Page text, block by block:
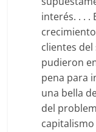
interés. . . .
clientes
pudieron
pena para
una bella
del